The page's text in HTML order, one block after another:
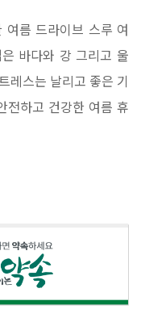
름 드라이브 스루 여
바다와 강 그리고 울
레스는 날리고 좋은 기
전하고 건강한 여름 휴